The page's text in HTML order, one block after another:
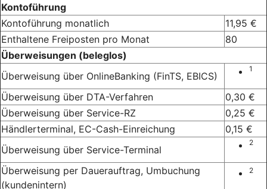
Kontoführung
Kontoführung monatlich
11,95 €
Enthaltene Freiposten pro Monat
80
Überweisungen (beleglos)
Überweisung über OnlineBanking (FinTS, EBICS)
1
Überweisung über DTA-Verfahren
0,30 €
Überweisung über Service-RZ
0,25 €
Händlerterminal, EC-Cash-Einreichung
0,15 €
Überweisung über Service-Terminal
2
Überweisung per Dauerauftrag, Umbuchung
(kundenintern)
2